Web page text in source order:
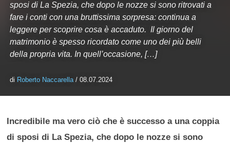
sposi di La Spezia, che dopo le nozze si sono ritrovati a
fare i conti con una bruttissima sorpresa: continua a
leggere per scoprire cosa è accaduto. Il giorno del
matrimonio è spesso ricordato come uno dei più belli
della propria vita. In quell’occasione, […]
di Roberto Naccarella / 08.07.2024
Incredibile ma vero ciò che è successo a una coppia
di sposi di La Spezia, che dopo le nozze si sono